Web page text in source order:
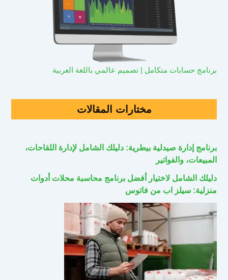
برنامج حسابات متكامل | تصميم عالمي باللغة العربية
مختارات المقالات
برنامج إدارة صيدلية بيطرية: دليلك الشامل لإدارة اللقاحات،
المبيعات، والفواتير
دليلك الشامل لاختيار أفضل برنامج محاسبة محلات أدوات
منزلية: سيلز اب من فاتوس